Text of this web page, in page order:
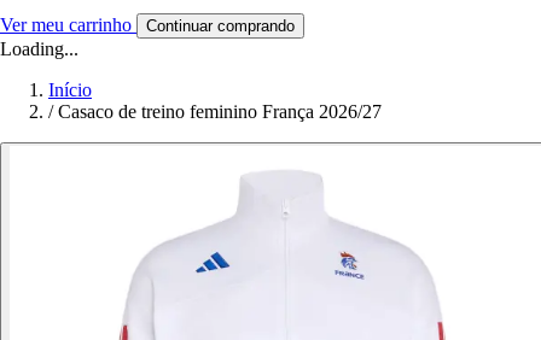
Ver meu carrinho Continuar comprando
Loading...
Início
/ Casaco de treino feminino França 2026/27